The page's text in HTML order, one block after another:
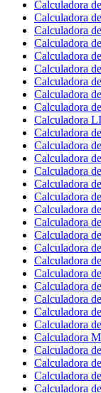
Calculadora
Calculadora
Calculadora
Calculadora
Calculadora
Calculadora
Calculadora
Calculadora
Calculadora
Calculadora
Calculadora
Calculadora
Calculadora
Calculadora
Calculadora
Calculadora
Calculadora
Calculadora
Calculadora
Calculadora
Calculadora
Calculadora
Calculadora
Calculadora
Calculadora
Calculadora
Calculadora
Calculadora
Calculadora
Calculadora
Calculadora